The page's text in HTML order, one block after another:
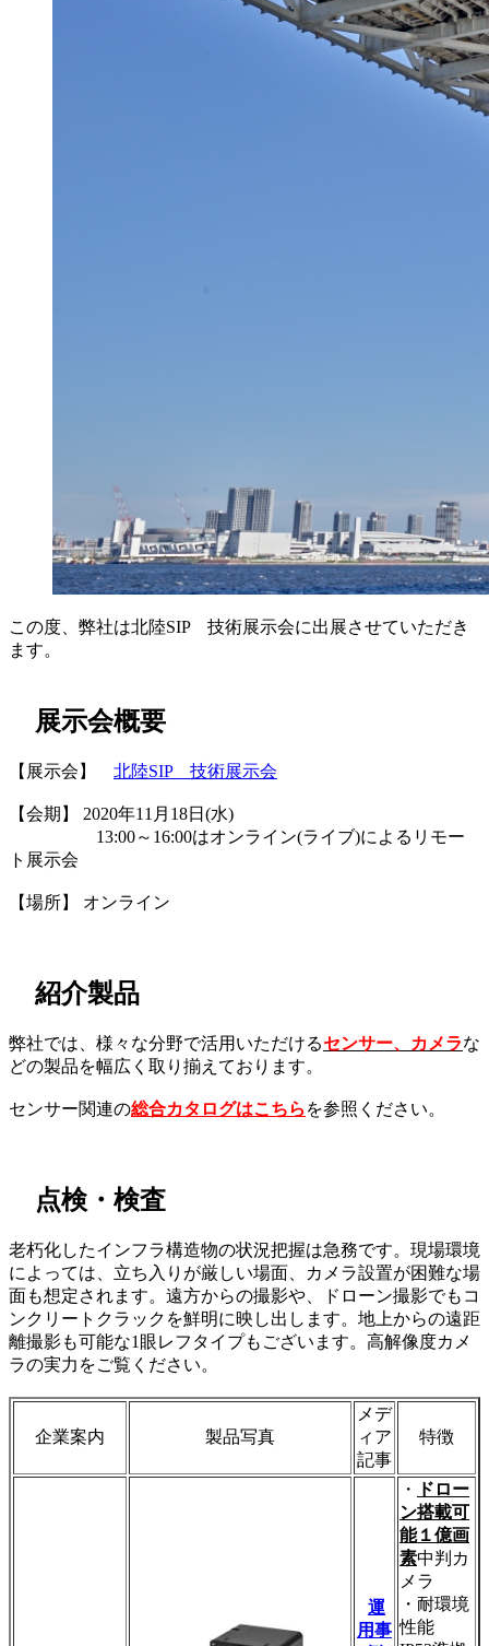
この度、弊社は北陸SIP 技術展示会に出展させていただき
ます。
展示会概要
【展示会】 北陸SIP 技術展示会
【会期】 2020年11月18日(水)
13:00～16:00はオンライン(ライブ)によるリモー
ト展示会
【場所】 オンライン
紹介製品
弊社では、様々な分野で活用いただけるセンサー、カメラな
どの製品を幅広く取り揃えております。
センサー関連の総合カタログはこちら を参照ください。
点検・検査
老朽化したインフラ構造物の状況把握は急務です。現場環境
によっては、立ち入りが厳しい場面、カメラ設置が困難な場
面も想定されます。遠方からの撮影や、ドローン撮影でもコ
ンクリートクラックを鮮明に映し出します。地上からの遠距
離撮影も可能な1眼レフタイプもございます。高解像度カメ
ラの実力をご覧ください。
企業案内 製品写真
メデ
ィア
記事
特徴
運
用事
・
ドロー
ン搭載可
能１億画
素中判カ
メラ
・耐環境
性能